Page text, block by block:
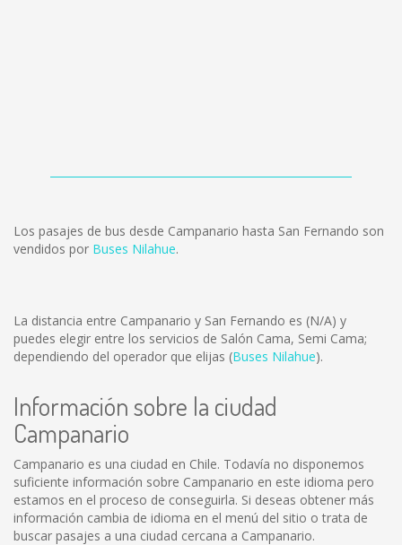
Los pasajes de bus desde Campanario hasta San Fernando son
vendidos por Buses Nilahue.
La distancia entre Campanario y San Fernando es (N/A) y
puedes elegir entre los servicios de Salón Cama, Semi Cama;
dependiendo del operador que elijas (Buses Nilahue).
Información sobre la ciudad
Campanario
Campanario es una ciudad en Chile. Todavía no disponemos
suficiente información sobre Campanario en este idioma pero
estamos en el proceso de conseguirla. Si deseas obtener más
información cambia de idioma en el menú del sitio o trata de
buscar pasajes a una ciudad cercana a Campanario.